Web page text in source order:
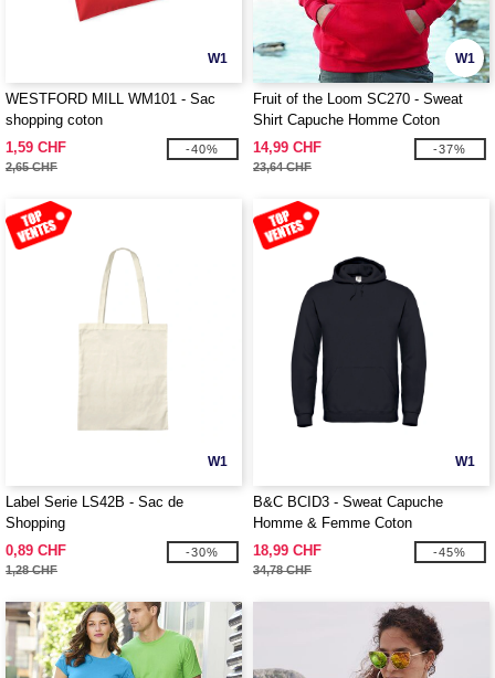
W1
WESTFORD MILL WM101 - Sac
shopping coton
1,59 CHF
2,65 CHF
-40%
W1
Fruit of the Loom SC270 - Sweat
Shirt Capuche Homme Coton
14,99 CHF
23,64 CHF
-37%
W1
Label Serie LS42B - Sac de
Shopping
0,89 CHF
1,28 CHF
-30%
W1
B&C BCID3 - Sweat Capuche
Homme & Femme Coton
18,99 CHF
34,78 CHF
-45%